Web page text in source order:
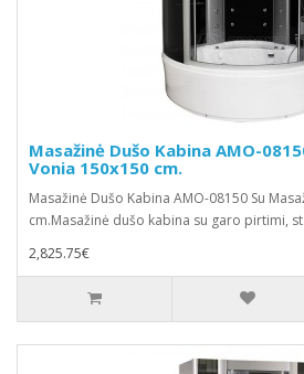
Masažinė Dušo Kabina AMO-
Vonia 150x150 cm.
Masažinė Dušo Kabina AMO-08150 Su
cm.Masažinė dušo kabina su garo pirtimi,
2,825.75€